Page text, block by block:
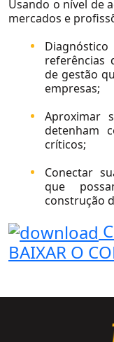
Contato
Usando o nível de
mercados e
referências
de gestão
empresas;
Aproximar
detenham
críticos;
Conectar
que
construção
BAIXAR O